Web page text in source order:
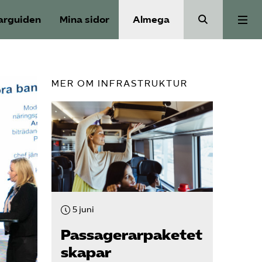
Mina sidor Almega
Reformagenda för järnvägen
Våra frågor
Aktiviteter
MER OM INFRASTRUKTUR
5 juni
Passagerarpaketet
skapar